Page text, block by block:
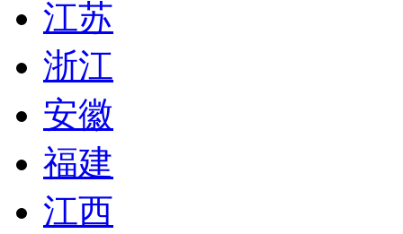
江苏
浙江
安徽
福建
江西